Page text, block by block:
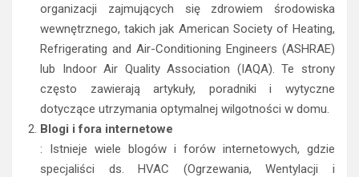
organizacji zajmujących się zdrowiem środowiska
wewnętrznego, takich jak American Society of Heating,
Refrigerating and Air-Conditioning Engineers (ASHRAE)
lub Indoor Air Quality Association (IAQA). Te strony
często zawierają artykuły, poradniki i wytyczne
dotyczące utrzymania optymalnej wilgotności w domu.
Blogi i fora internetowe
: Istnieje wiele blogów i forów internetowych, gdzie
specjaliści ds. HVAC (Ogrzewania, Wentylacji i